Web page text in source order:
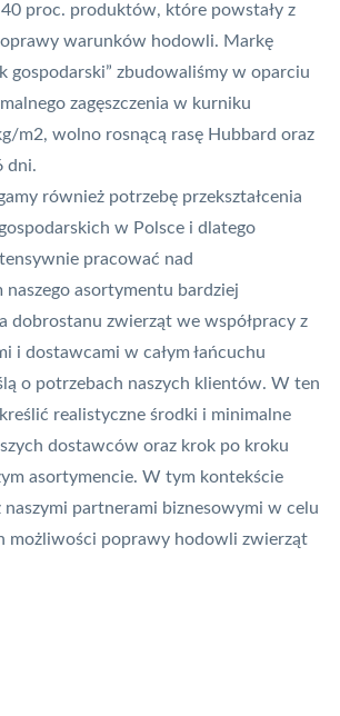
proc. produktów, które powstały z
warunków hodowli. Markę
gospodarski” zbudowaliśmy w oparciu
zagęszczenia w kurniku
m2, wolno rosnącą rasę Hubbard oraz
dni.
również potrzebę przekształcenia
w Polsce i dlatego
pracować nad
asortymentu bardziej
dobrostanu zwierząt we współpracy z
i dostawcami w całym łańcuchu
o potrzebach naszych klientów. W ten
realistyczne środki i minimalne
dostawców oraz krok po kroku
asortymencie. W tym kontekście
naszymi partnerami biznesowymi w celu
możliwości poprawy hodowli zwierząt